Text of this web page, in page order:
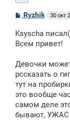
С
о
б
щ
и
Ryzhik 30 окт
Ksyscha
Всем привет!
Девочки
рссказать о
тут на
это вообще
самом деле
бывают, УЖАС